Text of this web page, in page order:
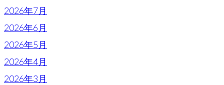
2026年7月
2026年6月
2026年5月
2026年4月
2026年3月